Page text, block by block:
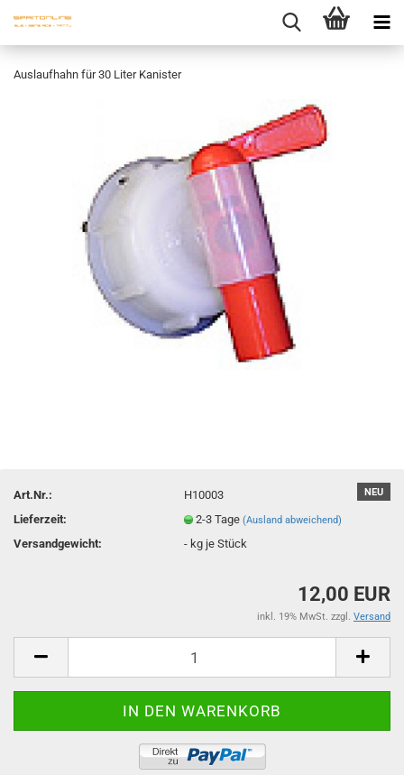
Auslaufhahn für 30 Liter Kanister
NEU
Art.Nr.:
H10003
Lieferzeit:
2-3 Tage(Ausland abweichend)
Versandgewicht: - kg je Stück
12,00 EUR
inkl. 19% MwSt. zzgl. Versand